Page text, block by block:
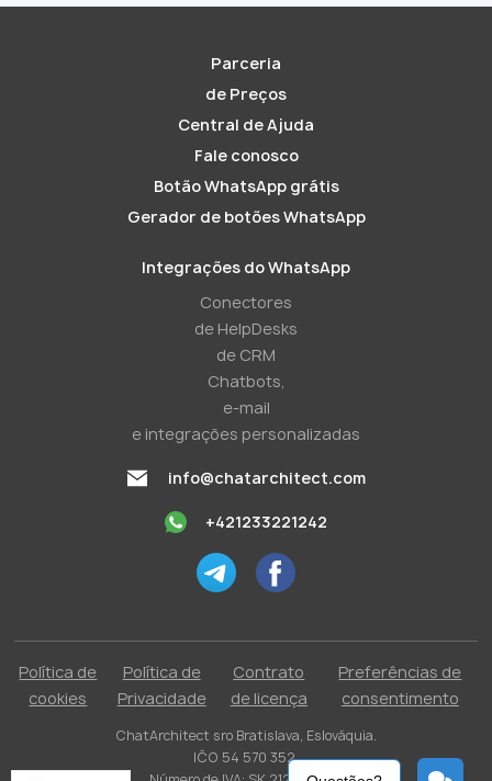
Parceria
de Preços
Central de Ajuda
Fale conosco
Botão WhatsApp grátis
Gerador de botões WhatsApp
Integrações do WhatsApp
Conectores
de HelpDesks
de CRM
Chatbots,
e-mail
e integrações personalizadas
info@chatarchitect.com
+421233221242
Política de
cookies
Política de
Privacidade
Contrato
de licença
Preferências de
consentimento
ChatArchitect sro Bratislava, Eslováquia.
IČO 54 570 352.